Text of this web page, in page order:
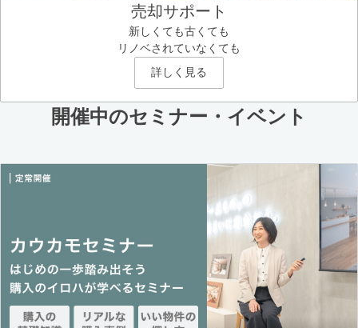
売却サポート
新しくても古くても
リノベされていなくても
詳しく見る
開催中のセミナー・イベント